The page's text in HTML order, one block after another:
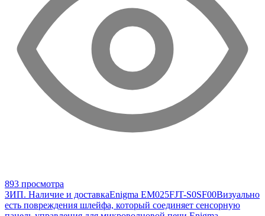
893 просмотра
ЗИП. Наличие и доставкаEnigma EM025FJT-S0SF00Визуально
есть повреждения шлейфа, который соединяет сенсорную